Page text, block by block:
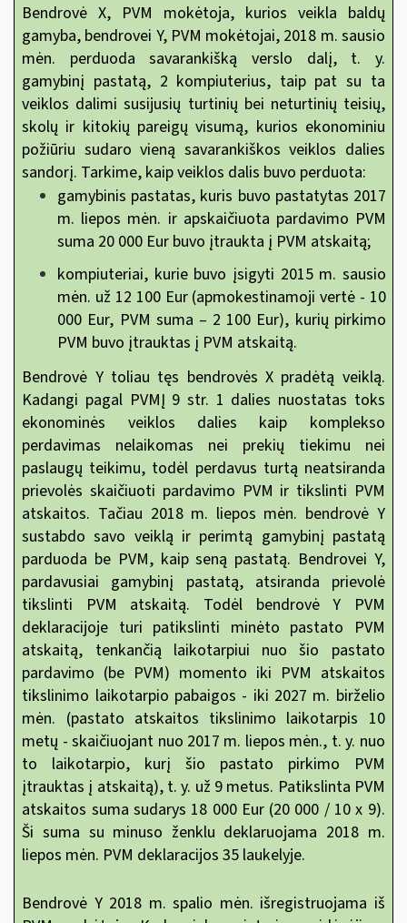
Bendrovė X, PVM mokėtoja, kurios veikla baldų
gamyba, bendrovei Y, PVM mokėtojai, 2018 m. sausio
mėn. perduoda savarankišką verslo dalį, t. y.
gamybinį pastatą, 2 kompiuterius, taip pat su ta
veiklos dalimi susijusių turtinių bei neturtinių teisių,
skolų ir kitokių pareigų visumą, kurios ekonominiu
požiūriu sudaro vieną savarankiškos veiklos dalies
sandorį. Tarkime, kaip veiklos dalis buvo perduota:
gamybinis pastatas, kuris buvo pastatytas 2017
m. liepos mėn. ir apskaičiuota pardavimo PVM
suma 20 000 Eur buvo įtraukta į PVM atskaitą;
kompiuteriai, kurie buvo įsigyti 2015 m. sausio
mėn. už 12 100 Eur (apmokestinamoji vertė - 10
000 Eur, PVM suma – 2 100 Eur), kurių pirkimo
PVM buvo įtrauktas į PVM atskaitą.
Bendrovė Y toliau tęs bendrovės X pradėtą veiklą.
Kadangi pagal PVMĮ 9 str. 1 dalies nuostatas toks
ekonominės veiklos dalies kaip komplekso
perdavimas nelaikomas nei prekių tiekimu nei
paslaugų teikimu, todėl perdavus turtą neatsiranda
prievolės skaičiuoti pardavimo PVM ir tikslinti PVM
atskaitos. Tačiau 2018 m. liepos mėn. bendrovė Y
sustabdo savo veiklą ir perimtą gamybinį pastatą
parduoda be PVM, kaip seną pastatą. Bendrovei Y,
pardavusiai gamybinį pastatą, atsiranda prievolė
tikslinti PVM atskaitą. Todėl bendrovė Y PVM
deklaracijoje turi patikslinti minėto pastato PVM
atskaitą, tenkančią laikotarpiui nuo šio pastato
pardavimo (be PVM) momento iki PVM atskaitos
tikslinimo laikotarpio pabaigos - iki 2027 m. birželio
mėn. (pastato atskaitos tikslinimo laikotarpis 10
metų - skaičiuojant nuo 2017 m. liepos mėn., t. y. nuo
to laikotarpio, kurį šio pastato pirkimo PVM
įtrauktas į atskaitą), t. y. už 9 metus. Patikslinta PVM
atskaitos suma sudarys 18 000 Eur (20 000 / 10 x 9).
Ši suma su minuso ženklu deklaruojama 2018 m.
liepos mėn. PVM deklaracijos 35 laukelyje.
Bendrovė Y 2018 m. spalio mėn. išregistruojama iš